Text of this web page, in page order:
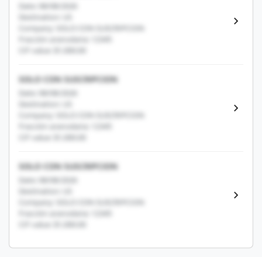
Date: 08/08/2026
Destination: US
Company: SOLO CON SUSCRIPCION
Fracción arancelaria: 12345
CIF value: $1,000.00
SOLO CON SUSCRIPCION
Date: 08/08/2026
Destination: US
Company: SOLO CON SUSCRIPCION
Fracción arancelaria: 12345
CIF value: $1,000.00
SOLO CON SUSCRIPCION
Date: 08/08/2026
Destination: US
Company: SOLO CON SUSCRIPCION
Fracción arancelaria: 12345
CIF value: $1,000.00